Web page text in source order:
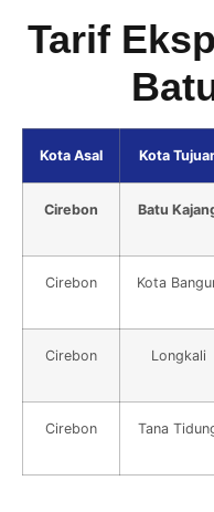
Tarif
Kota Asal Kota
Cirebon Batu
Cirebon Kota
Cirebon Longkali
Cirebon Tana